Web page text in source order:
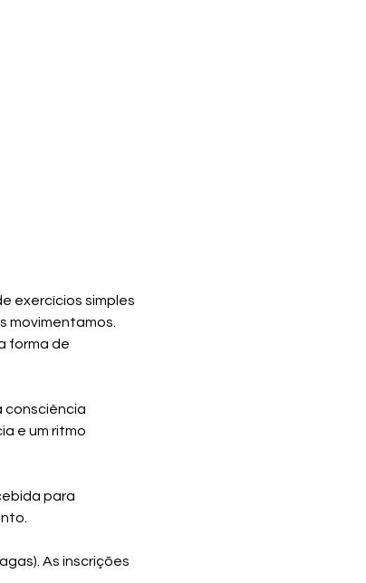
exercícios simples
movimentamos.
forma de
consciência
e um ritmo
para
As inscrições